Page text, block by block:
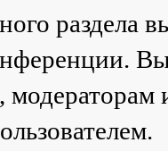
раздела
.